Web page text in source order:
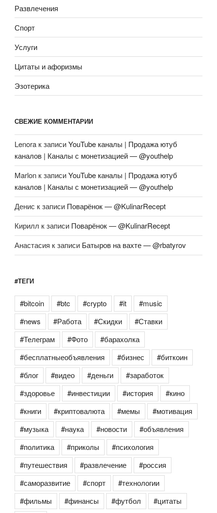
Развлечения
Спорт
Услуги
Цитаты и афоризмы
Эзотерика
СВЕЖИЕ КОММЕНТАРИИ
Lenora к записиYouTube каналы | Продажа ютуб
каналов | Каналы с монетизацией — @youthelp
Marlon к записиYouTube каналы | Продажа ютуб
каналов | Каналы с монетизацией — @youthelp
Денис к записи Поварёнок — @KulinarRecept
Кирилл к записи Поварёнок — @KulinarRecept
Анастасия к записи Батыров на вахте — @rbatyrov
#ТЕГИ
#bitcoin #btc #crypto #it
#music
#news
#Работа #Скидки
#Ставки
#Телеграм
#Фото
#барахолка
#бесплатныеобъявления
#бизнес
#биткоин
#блог
#видео #деньги
#заработок
#здоровье
#инвестиции #история
#кино
#книги
#криптовалюта #мемы
#мотивация
#музыка
#наука #новости
#объявления
#политика
#приколы
#психология
#путешествия
#развлечение
#россия
#саморазвитие
#спорт
#технологии
#фильмы
#финансы #футбол
#цитаты